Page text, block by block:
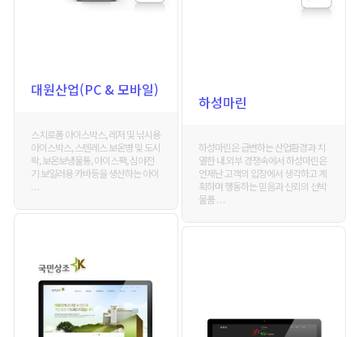
대원산업(PC & 모바일)
스치로폼 아이스박스, 레저 및 낚시용
아이스박스, 스텐레스 보온병 및 도시
락, 보온보냉물통, 아이스팩, 심야전
기 보일러용 카바등을 생산하는 아이
. . .
하성마린
하성마린은 급변하는 산업환경과 치
열한 내.외부 경쟁속에서 하성마린은
언제난 고객의 입장에서 생각하고 계
획하며 행동하는 믿음과 신뢰의 선박
물품 . . .